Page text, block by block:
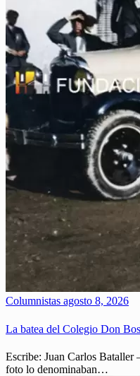
Columnistas agosto 8, 2026
La batea del Colegio Don
Escribe: Juan Carlos Bataller
foto lo denominaban…